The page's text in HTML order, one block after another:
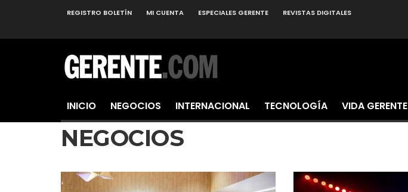
REGISTRO BOLETÍN MI CUENTA ESPECIALES GERENTE REVISTAS DIGITALES
INICIO NEGOCIOS INTERNACIONAL TECNOLOGÍA VIDA GERENTE
NEGOCIOS